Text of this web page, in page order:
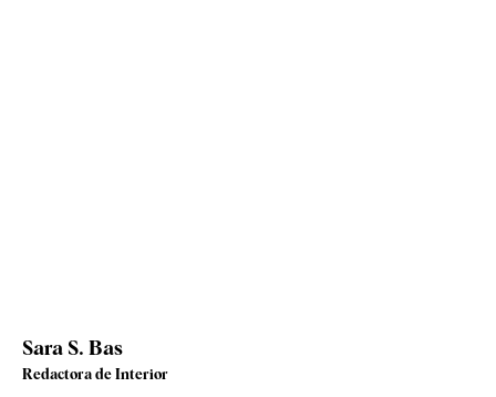
Sara S. Bas
Redactora de Interior